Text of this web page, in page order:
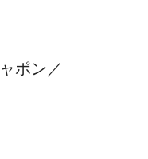
ポン